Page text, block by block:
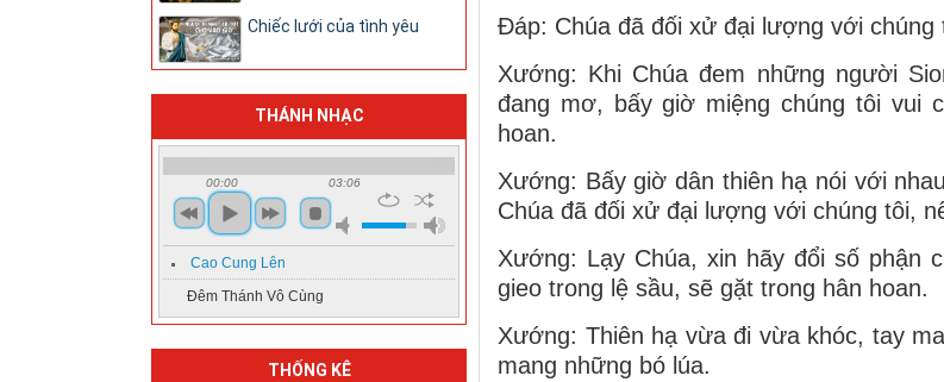
Ðáp: Chúa đã đối xử đại lượng với chúng
Xướng: Khi Chúa đem những người
đang mơ, bấy giờ miệng chúng tôi vui
hoan.
Xướng: Bấy giờ dân thiên hạ nói với
Chúa đã đối xử đại lượng với chúng tôi,
Xướng: Lạy Chúa, xin hãy đổi số phận
gieo trong lệ sầu, sẽ gặt trong hân hoan.
Xướng: Thiên hạ vừa đi vừa khóc, tay
mang những bó lúa.
Chiếc lưới của tình yêu
THÁNH NHẠC
00:00 03:06
Cao Cung Lên
Đêm Thánh Vô Cùng
THỐNG KÊ